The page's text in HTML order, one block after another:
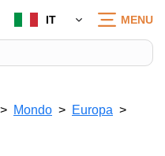
IT MENU
Mondo
Europa